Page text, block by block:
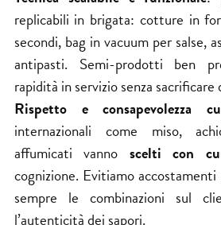
replicabili in brigata: cotture in
secondi, bag in vacuum per salse,
antipasti. Semi-prodotti ben
rapidità in servizio senza sacrificare
Rispetto e consapevolezza
internazionali come miso,
affumicati vanno scelti con
cognizione. Evitiamo
sempre le combinazioni sul
l’autenticità dei sapori.